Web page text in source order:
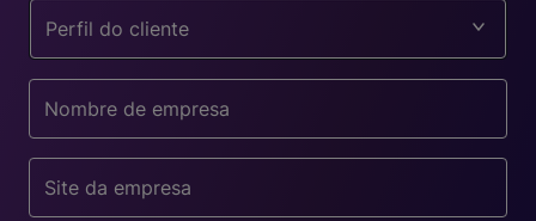
Perfil do cliente